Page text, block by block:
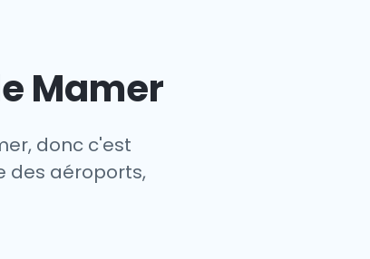
Mamer
donc c'est
des aéroports,